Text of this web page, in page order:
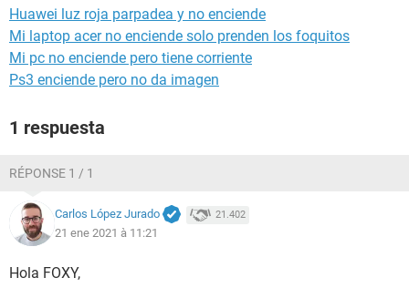
Huawei luz roja parpadea y no enciende
Mi laptop acer no enciende solo prenden los foquitos
Mi pc no enciende pero tiene corriente
Ps3 enciende pero no da imagen
1 respuesta
RÉPONSE 1 / 1
Carlos López Jurado 21.402
21 ene 2021 à 11:21
Hola FOXY,